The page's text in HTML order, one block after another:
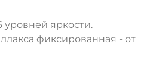
уровней яркости.
фиксированная - от